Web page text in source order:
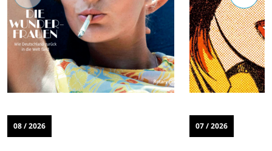
08 / 2026 07 / 2026